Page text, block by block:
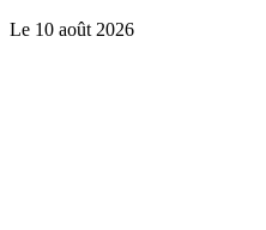
Le 10 août 2026